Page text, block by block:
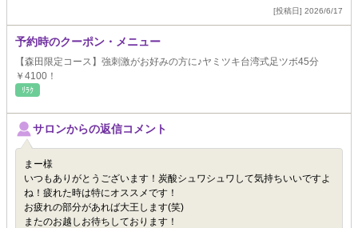
[投稿日] 2026/6/17
予約時のクーポン・メニュー
【森田限定コース】強刺激がお好みの方に♪ヤミツキ台湾式足ツボ45分
￥4100！
ﾘﾗｸ
サロンからの返信コメント
まー様
いつもありがとうございます！炭酸シュワシュワして気持ちいいですよ
ね！疲れた時は特にオススメです！
お疲れの部分があれば大王します(笑)
またのお越しお待ちしております！